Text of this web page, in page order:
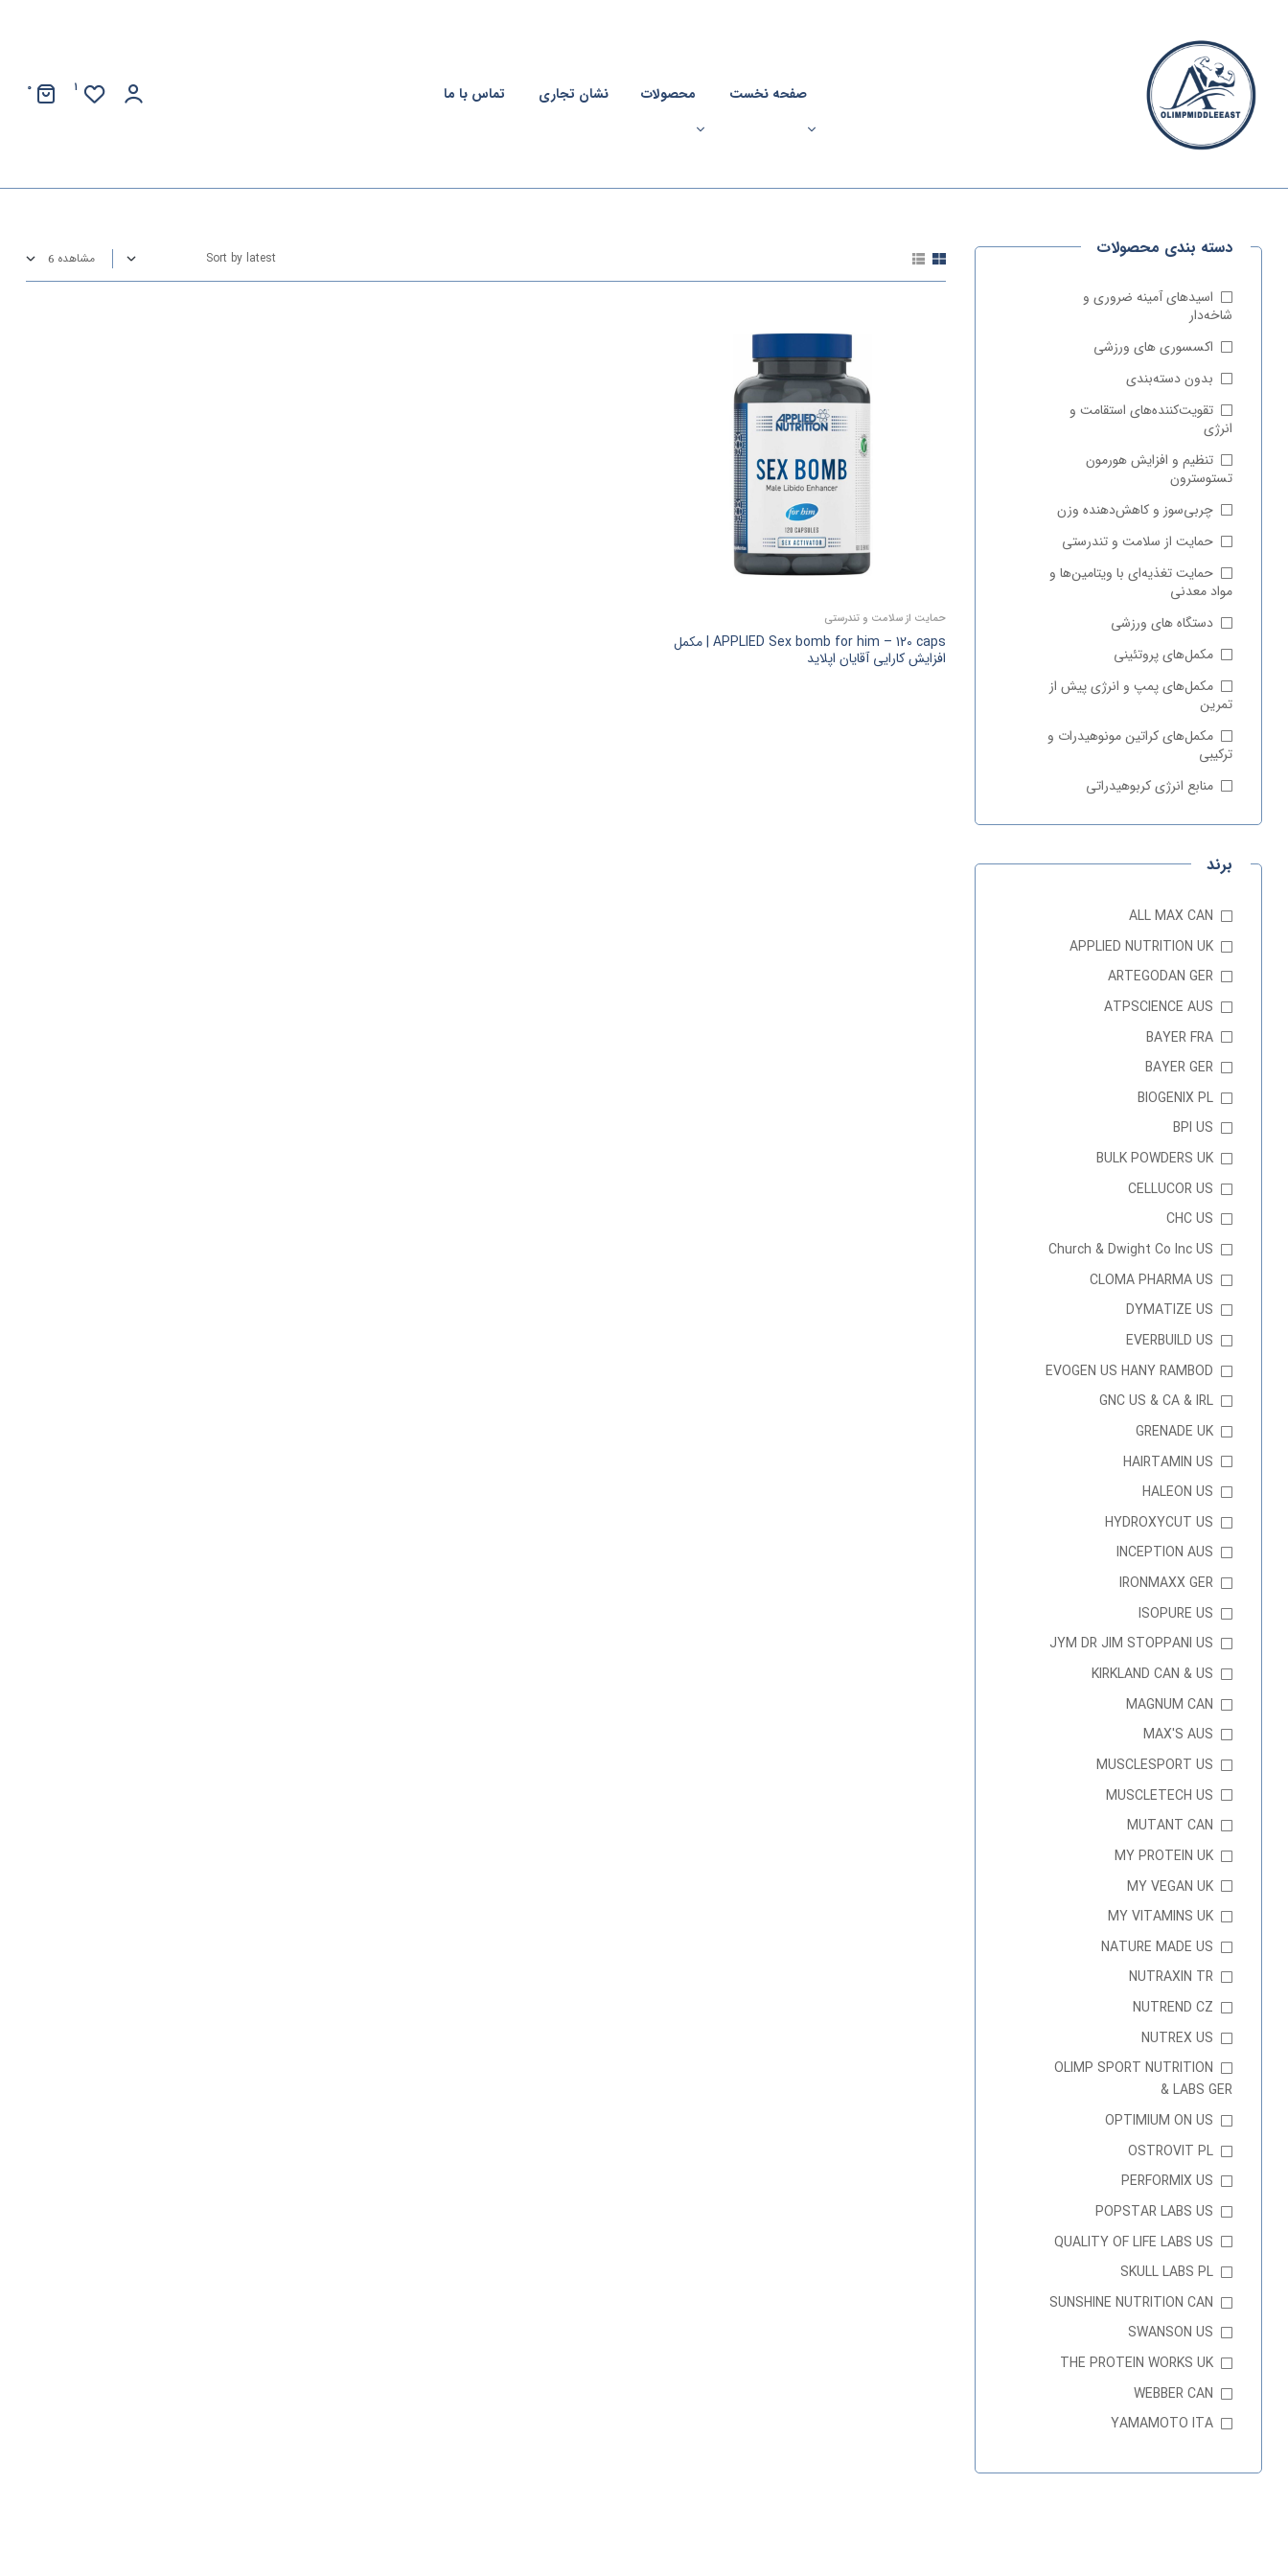
الیمپ
مکمل‌های
وارداتی
صفحه نخست محصولات نشان تجاری تماس با ما 1
0
مشاهده
حمایت از سلامت و تندرستی
APPLIED Sex bomb for him – 120 caps | مکمل
افزایش کارایی آقایان اپلاید
دسته بندی محصولات
اسیدهای آمینه ضروری و
شاخه‌دار
اکسسوری‌ های ورزشی
بدون دسته‌بندی
تقویت‌کننده‌های استقامت و
انرژی
تنظیم و افزایش هورمون
تستوسترون
چربی‌سوز و کاهش‌دهنده وزن
حمایت از سلامت و تندرستی
حمایت تغذیه‌ای با ویتامین‌ها و
مواد معدنی
دستگاه های ورزشی
مکمل‌های پروتئینی
مکمل‌های پمپ و انرژی پیش‌ از
تمرین
مکمل‌های کراتین مونوهیدرات و
ترکیبی
منابع انرژی کربوهیدراتی
برند
ALL MAX CAN
APPLIED NUTRITION UK
ARTEGODAN GER
ATPSCIENCE AUS
BAYER FRA
BAYER GER
BIOGENIX PL
BPI US
BULK POWDERS UK
CELLUCOR US
CHC US
Church & Dwight Co Inc US
CLOMA PHARMA US
DYMATIZE US
EVERBUILD US
EVOGEN US HANY RAMBOD
GNC US & CA & IRL
GRENADE UK
HAIRTAMIN US
HALEON US
HYDROXYCUT US
INCEPTION AUS
IRONMAXX GER
ISOPURE US
JYM DR JIM STOPPANI US
KIRKLAND CAN & US
MAGNUM CAN
MAX'S AUS
MUSCLESPORT US
MUSCLETECH US
MUTANT CAN
MY PROTEIN UK
MY VEGAN UK
MY VITAMINS UK
NATURE MADE US
NUTRAXIN TR
NUTREND CZ
NUTREX US
OLIMP SPORT NUTRITION
& LABS GER
OPTIMIUM ON US
OSTROVIT PL
PERFORMIX US
POPSTAR LABS US
QUALITY OF LIFE LABS US
SKULL LABS PL
SUNSHINE NUTRITION CAN
SWANSON US
THE PROTEIN WORKS UK
WEBBER CAN
YAMAMOTO ITA